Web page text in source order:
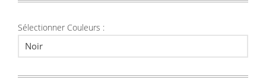
Sélectionner Couleurs :